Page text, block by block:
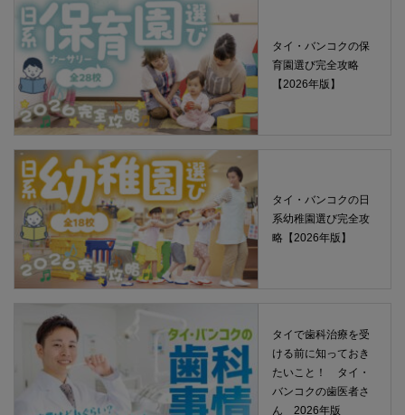
タイ・バンコクの保
育園選び完全攻略
【2026年版】
タイ・バンコクの日
系幼稚園選び完全攻
略【2026年版】
タイで歯科治療を受
ける前に知っておき
たいこと！ タイ・
バンコクの歯医者さ
ん 2026年版